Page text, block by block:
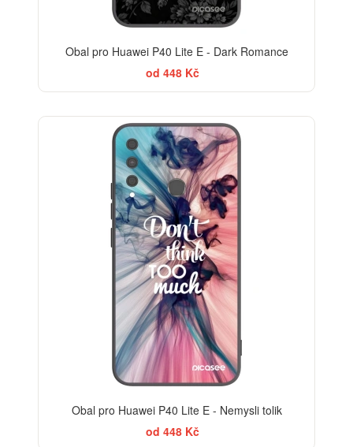
Obal pro Huawei P40 Lite E - Dark Romance
od 448 Kč
Obal pro Huawei P40 Lite E - Nemysli tolik
od 448 Kč